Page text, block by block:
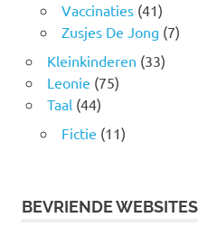
Vaccinaties(41)
Zusjes De Jong (7)
Kleinkinderen (33)
Leonie (75)
Taal(44)
Fictie (11)
BEVRIENDE